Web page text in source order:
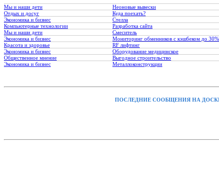
Мы и наши дети
Неоновые вывески
Отдых и досуг
Куда поехать?
Экономика и бизнес
Стелла
Компьютерные технологии
Разработка сайта
Мы и наши дети
Смеситель
Экономика и бизнес
Мониторинг обменников с кэшбеком до 30%
Красота и здоровье
RF лифтинг
Экономика и бизнес
Оборудование медицинское
Общественное мнение
Выгодное строительство
Экономика и бизнес
Металлоконструкции
ПОСЛЕДНИЕ СООБЩЕНИЯ НА